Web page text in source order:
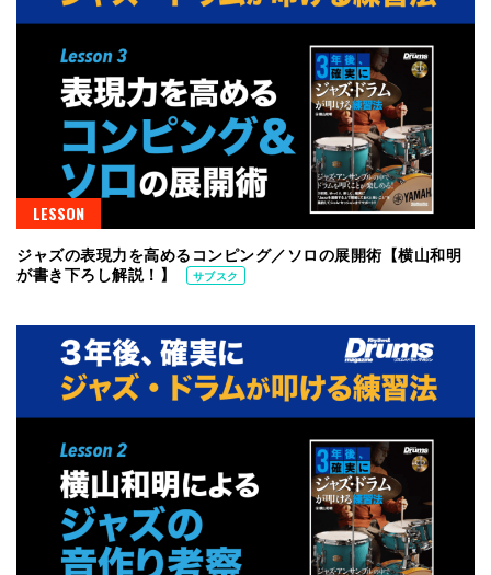
LESSON
ジャズの表現力を高めるコンピング／ソロの展開術【横山和明
が書き下ろし解説！】
サブスク